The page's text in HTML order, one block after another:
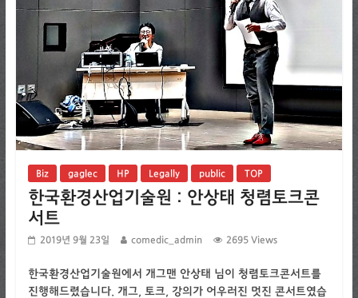
Biz gaglec HP Legally public TOP
한국환경산업기술원 : 안상태 청렴토크콘
서트
2019년 9월 23일 comedic_admin 2695 Views
한국환경산업기술원에서 개그맨 안상태 님이 청렴토크콘서트를
진행해드렸습니다. 개그, 토크, 강의가 어우러진 멋진 콘서트였습